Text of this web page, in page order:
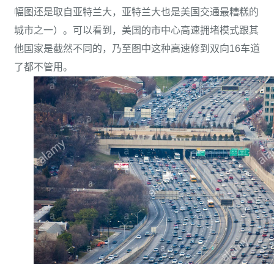
幅图还是取自亚特兰大，亚特兰大也是美国交通最糟糕的
城市之一）。可以看到，美国的市中心高速拥堵模式跟其
他国家是截然不同的，乃至图中这种高速修到双向16车道
了都不管用。